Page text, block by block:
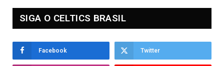
SIGA O CELTICS BRASIL
Facebook Twitter